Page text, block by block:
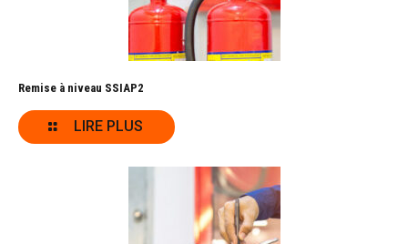
Remise à niveau SSIAP2
LIRE PLUS